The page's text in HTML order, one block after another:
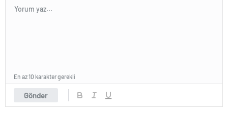
Gönder
En az 10 karakter gerekli